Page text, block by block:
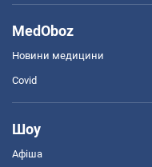
MedOboz
Новини медицини
Covid
Шоу
Афіша